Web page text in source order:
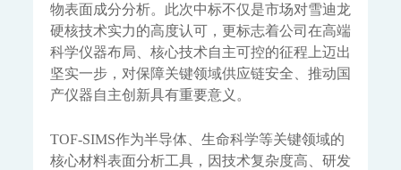
MODEL 9002-藻密度水质在线自动监测仪
污染源水质监测系统
WWMS-900AI-数智化污染源水质在线监测系统
WWMS-900-污染源水质在线监测系统
MODEL 9810-化学需氧量（CODcr）水质在线自动监测仪
MODEL 9840-总磷水质在线自动监测仪
MODEL 9850-总氮水质在线自动监测仪
物表面成分分析。此次中标不仅是市场对雪迪龙
硬核技术实力的高度认可，更标志着公司在高端
科学仪器布局、核心技术自主可控的征程上迈出
坚实一步，对保障关键领域供应链安全、推动国
产仪器自主创新具有重要意义。
TOF-SIMS作为半导体、生命科学等关键领域的
核心材料表面分析工具，因技术复杂度高、研发